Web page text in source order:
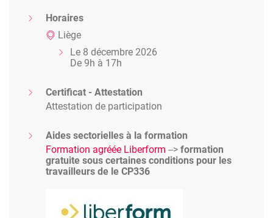
Horaires
Liège
Le 8 décembre 2026
De 9h à 17h
Certificat - Attestation
Attestation de participation
Aides sectorielles à la formation
Formation agréée Liberform --> formation
gratuite sous certaines conditions pour les
travailleurs de le CP336